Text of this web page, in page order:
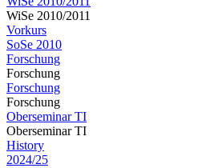
WiSe 2010/2011
Vorkurs
SoSe 2010
Forschung
Forschung
Forschung
Forschung
Oberseminar TI
Oberseminar TI
History
2024/25